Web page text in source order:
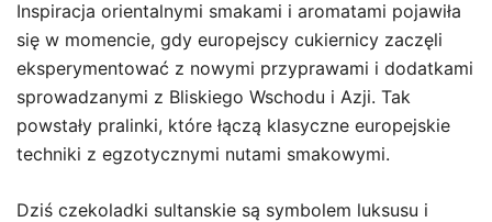
Inspiracja orientalnymi smakami i aromatami pojawiła
się w momencie, gdy europejscy cukiernicy zaczęli
eksperymentować z nowymi przyprawami i dodatkami
sprowadzanymi z Bliskiego Wschodu i Azji. Tak
powstały pralinki, które łączą klasyczne europejskie
techniki z egzotycznymi nutami smakowymi.
Dziś czekoladki sultanskie są symbolem luksusu i